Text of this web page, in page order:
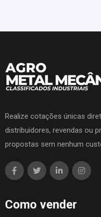
Realize cotações únicas
distribuidores, revendas ou
propostas sem nenhum
Como vender